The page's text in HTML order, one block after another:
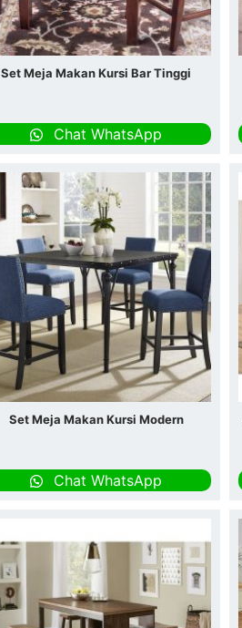
Set Meja Makan Kursi Bar Tinggi
Chat WhatsApp
Set Meja Makan Kursi Modern
Chat WhatsApp